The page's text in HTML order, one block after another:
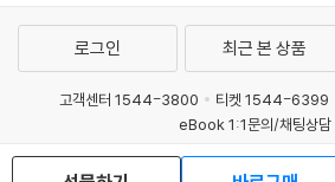
로그인 최근 본 상품
고객센터 1544-3800 티켓 1544-6399
eBook 1:1문의/채팅상담
예스이십사(주) 사업자 정보